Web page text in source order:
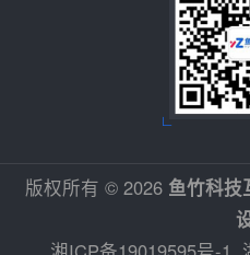
版权所有 © 2026 鱼竹科技